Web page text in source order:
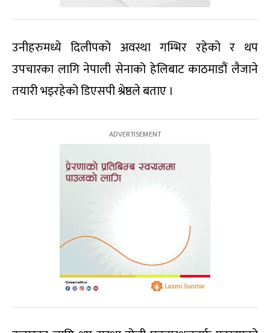
उनीहरुमध्ये दिलीपको अवस्था गम्भिर रहेको र थप
उपचारका लागि नेपाली सेनाको हेलिबाट काठमाडौं लैजाने
तयारी भइरहेको डिएसपी श्रेष्ठले बताए ।